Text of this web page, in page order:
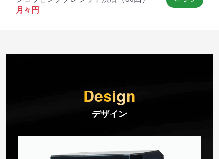
月々円
Design
デザイン